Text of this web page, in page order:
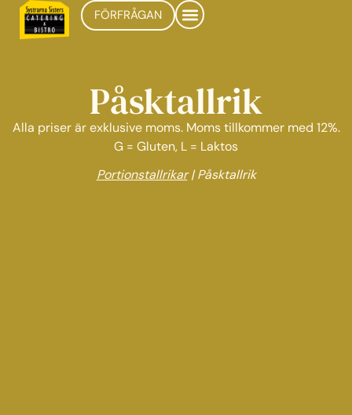
FÖRFRÅGAN
Påsktallrik
Alla priser är exklusive moms. Moms tillkommer med 12%.
G = Gluten, L = Laktos
Portionstallrikar|Påsktallrik